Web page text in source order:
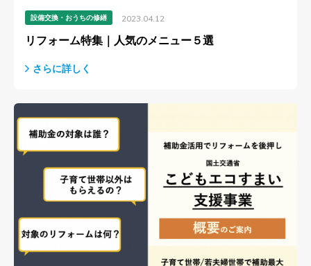
設備交換・おうちの修繕 2023.04.12
リフォーム特集｜人気のメニュー５選
さらに詳しく